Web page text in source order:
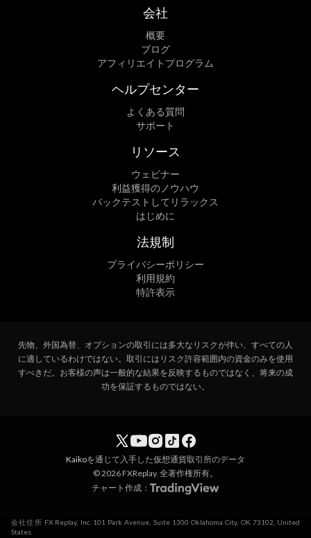
会社
概要
ブログ
アフィリエイトプログラム
ヘルプセンター
よくある質問
サポート
リソース
ウェビナー
利益獲得のノウハウ
バックテストしてリラックス
はじめに
法規制
プライバシーポリシー
利用規約
特許表示
先物、外国為替、オプションの取引には多大なリスクが伴い、すべての人
に適しているわけではない。取引にはリスク許容範囲内の資金のみを使用
すべきだ。お客様の声は一般的な結果を反映するものではなく、将来の成
功を保証するものではない。
Kaikoを通じて入手した仮想通貨取引所のデータ
© 2026 FXReplay. 全著作権所有。
チャート作成：
会社住所 FX Replay, Inc. 101 Park Avenue, Suite 1300 Oklahoma City, OK 73102, United
States.